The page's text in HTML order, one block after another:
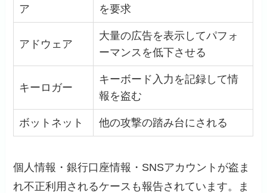
ア
を要求
アドウェア
大量の広告を表示してパフォ
ーマンスを低下させる
キーロガー
キーボード入力を記録して情
報を盗む
ボットネット 他の攻撃の踏み台にされる
個人情報・銀行口座情報・SNSアカウントが盗ま
れ不正利用されるケースも報告されています。ま